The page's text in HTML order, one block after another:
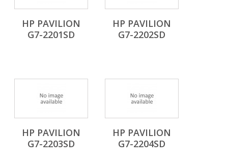
HP PAVILION
G7-2201SD
HP PAVILION
G7-2202SD
HP PAVILION
G7-2203SD
HP PAVILION
G7-2204SD